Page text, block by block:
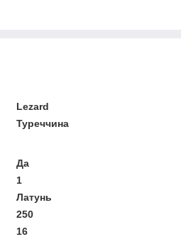
Lezard
Туреччина
Да
1
Латунь
250
16